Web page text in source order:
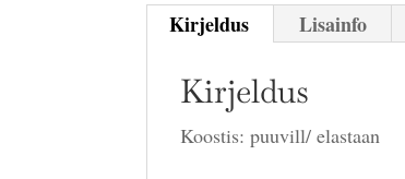
Kirjeldus Lisainfo
Kirjeldus
Koostis: puuvill/ elastaan